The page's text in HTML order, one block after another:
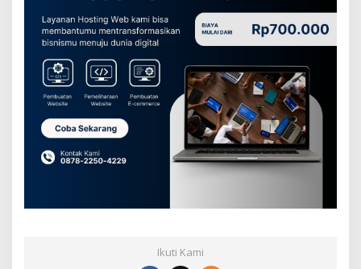
Ikuti Kami